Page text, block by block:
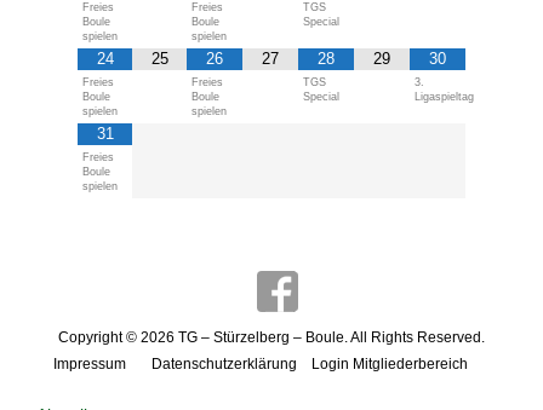
Freies
Boule
spielen
Freies
Boule
spielen
TGS
Special
24
Freies
Boule
spielen
25 26
Freies
Boule
spielen
27 28
TGS
Special
29 30
3.
Ligaspieltag
31
Freies
Boule
spielen
Copyright © 2026 TG – Stürzelberg – Boule. All Rights Reserved.
Impressum
Datenschutzerklärung Login Mitgliederbereich